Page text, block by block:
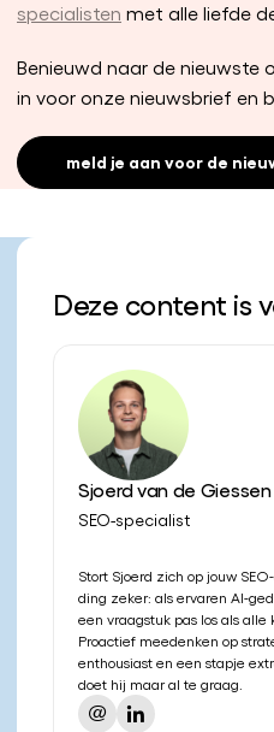
specialisten met alle liefde
Benieuwd naar de nieuwste
in voor onze nieuwsbrief en
meld je aan voor de
Deze content is
Sjoerd van de Giessen
SEO-specialist
Stort Sjoerd zich op jouw
ding zeker: als ervaren AI-
een vraagstuk pas los als
Proactief meedenken op
enthousiast en een stapje
doet hij maar al te graag.